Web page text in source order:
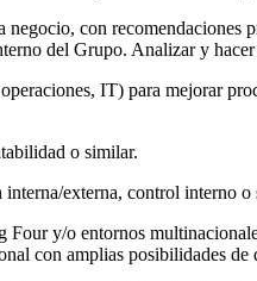
con
del Grupo. Analizar y
IT) para mejorar
o similar.
externa, control interno
Four y/o entornos
con amplias posibilidades de